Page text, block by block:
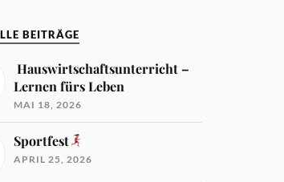
BEITRÄGE
Hauswirtschaftsunterricht –
Lernen fürs Leben
MAI 18, 2026
Sportfest
APRIL 25, 2026